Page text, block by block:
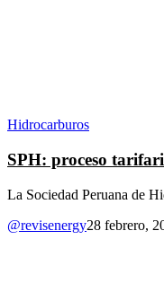
Hidrocarburos
SPH: proceso
La Sociedad Peruana de
@revisenergy28 febrero,